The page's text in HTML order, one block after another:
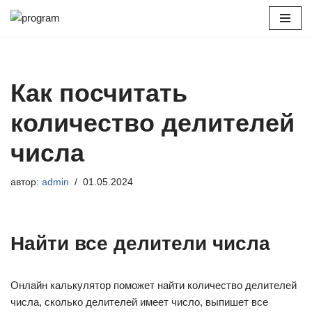
Как посчитать
количество делителей
числа
автор: admin 01.05.2024
Найти все делители числа
Онлайн калькулятор поможет найти количество делителей
числа, сколько делителей имеет число, выпишет все